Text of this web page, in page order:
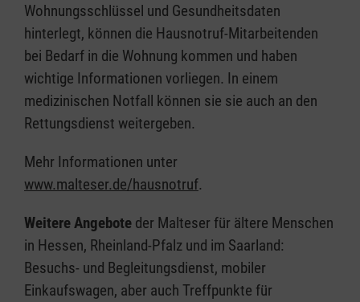
Wohnungsschlüssel und Gesundheitsdaten
hinterlegt, können die Hausnotruf-Mitarbeitenden
bei Bedarf in die Wohnung kommen und haben
wichtige Informationen vorliegen. In einem
medizinischen Notfall können sie sie auch an den
Rettungsdienst weitergeben.
Mehr Informationen unter
www.malteser.de/hausnotruf.
Weitere Angebote der Malteser für ältere Menschen
in Hessen, Rheinland-Pfalz und im Saarland:
Besuchs- und Begleitungsdienst, mobiler
Einkaufswagen, aber auch Treffpunkte für